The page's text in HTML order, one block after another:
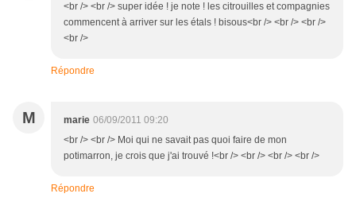
<br /> <br /> super idée ! je note ! les citrouilles et compagnies
commencent à arriver sur les étals ! bisous<br /> <br /> <br />
<br />
Répondre
M marie 06/09/2011 09:20
<br /> <br /> Moi qui ne savait pas quoi faire de mon
potimarron, je crois que j'ai trouvé !<br /> <br /> <br /> <br />
Répondre